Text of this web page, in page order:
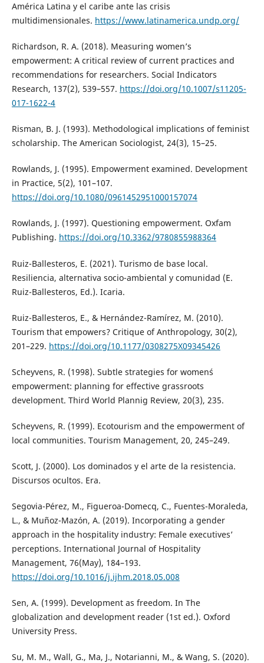
América Latina y el caribe ante las crisis
multidimensionales. https://www.latinamerica.undp.org/
Richardson, R. A. (2018). Measuring women’s
empowerment: A critical review of current practices and
recommendations for researchers. Social Indicators
Research, 137(2), 539–557. https://doi.org/10.1007/s11205-
017-1622-4
Risman, B. J. (1993). Methodological implications of feminist
scholarship. The American Sociologist, 24(3), 15–25.
Rowlands, J. (1995). Empowerment examined. Development
in Practice, 5(2), 101–107.
https://doi.org/10.1080/0961452951000157074
Rowlands, J. (1997). Questioning empowerment. Oxfam
Publishing. https://doi.org/10.3362/9780855988364
Ruiz-Ballesteros, E. (2021). Turismo de base local.
Resiliencia, alternativa socio-ambiental y comunidad (E.
Ruiz-Ballesteros, Ed.). Icaria.
Ruiz-Ballesteros, E., & Hernández-Ramírez, M. (2010).
Tourism that empowers? Critique of Anthropology, 30(2),
201–229. https://doi.org/10.1177/0308275X09345426
Scheyvens, R. (1998). Subtle strategies for women´s
empowerment: planning for effective grassroots
development. Third World Plannig Review, 20(3), 235.
Scheyvens, R. (1999). Ecotourism and the empowerment of
local communities. Tourism Management, 20, 245–249.
Scott, J. (2000). Los dominados y el arte de la resistencia.
Discursos ocultos. Era.
Segovia-Pérez, M., Figueroa-Domecq, C., Fuentes-Moraleda,
L., & Muñoz-Mazón, A. (2019). Incorporating a gender
approach in the hospitality industry: Female executives’
perceptions. International Journal of Hospitality
Management, 76(May), 184–193.
https://doi.org/10.1016/j.ijhm.2018.05.008
Sen, A. (1999). Development as freedom. In The
globalization and development reader (1st ed.). Oxford
University Press.
Su, M. M., Wall, G., Ma, J., Notarianni, M., & Wang, S. (2020).